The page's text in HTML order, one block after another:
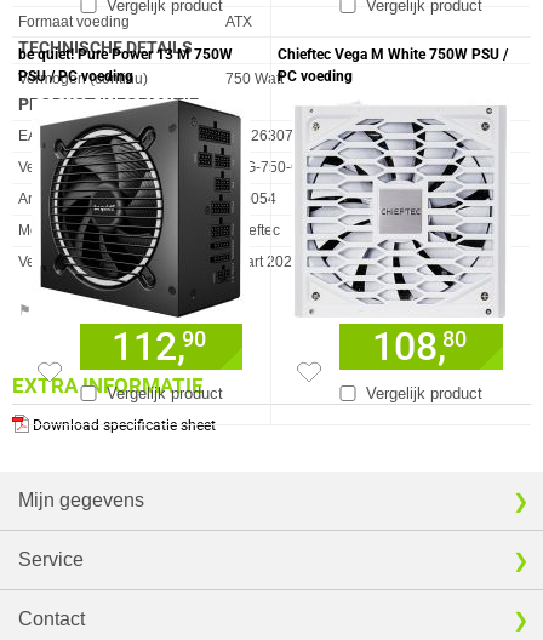
Formaat voeding
ATX
TECHNISCHE DETAILS
Eigenschap Waarde
Vermogen (continu) 750 Watt
PRODUCT INFORMATIE
EAN
753263078896
Vendorcode
PPG-750-C
Artikelnr
970054
Merk
Chieftec
Verkrijgbaar sinds
Maart 2025
⚑ Fout melden
EXTRA INFORMATIE
Download specificatie sheet
Vergelijk product Vergelijk product
be quiet! Pure Power 13 M 750W
PSU / PC voeding
Vergelijk product
112,90
Chieftec Vega M White 750W PSU /
PC voeding
Vergelijk product
108,80
Mijn gegevens
Service
Contact